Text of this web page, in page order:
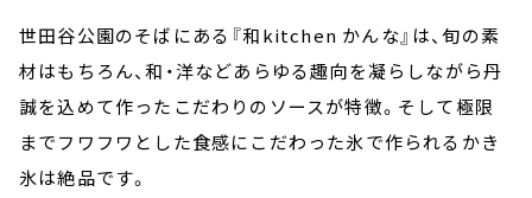
世田谷公園のそばにある『和kitchen かんな』は、旬の素
材はもちろん、和・洋などあらゆる趣向を凝らしながら丹
誠を込めて作ったこだわりのソースが特徴。そして極限
までフワフワとした食感にこだわった氷で作られるかき
氷は絶品です。